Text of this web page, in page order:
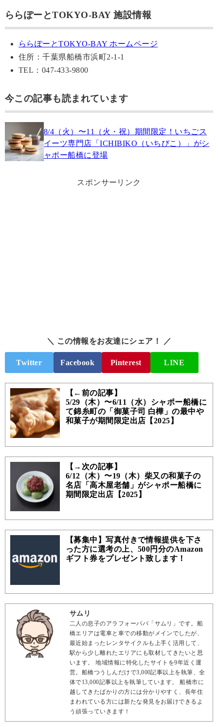
ららぽーとTOKYO-BAY 施設情報
ららぽーとTOKYO-BAY ホームページ
住所：千葉県船橋市浜町2-1-1
TEL：047-433-9800
今この記事も読まれています
8/4（火）〜11（火・祝）期間限定！いちごス
イーツ専門店「ICHIBIKO（いちびこ）」がシ
ャポー船橋に登場
スポンサーリンク
＼ この情報をお友達にシェア！ ／
Twitter Facebook Pinterest LINE
【←前の記事】
5/29（木）〜6/11（水）シャポー船橋に
て錦糸町の「御菓子司 白樺」の最中や
和菓子が期間限定出店【2025】
【→次の記事】
6/12（木）〜19（木）柴又の和菓子の
名店「高木屋老舗」がシャポー船橋に
期間限定出店【2025】
【募集中】写真付きで情報提供を下さ
った方に選考の上、500円分のAmazon
ギフト券をプレゼント致します！
サムリ
二人の息子のアラフォーパパ「サムリ」です。船
橋エリアは電車と車での移動がメインでしたが、
最近始まったレンタサイクルも上手く活用して、
駅から少し離れたエリアにも取材してきたいと思
います。 地域情報に特化したサイトを9年近く運
営。船橋つうしんだけで3,000記事以上を執筆、全
体で13,000記事以上を執筆しています。 船橋市に
越してきたばかりの方には分かりやすく、長年住
まわれている方には新たな発見をお届けできるよ
う頑張っていきます！